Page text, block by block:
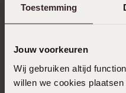
Toestemming
Jouw voorkeuren
Wij gebruiken altijd
willen we cookies
Ook leuk